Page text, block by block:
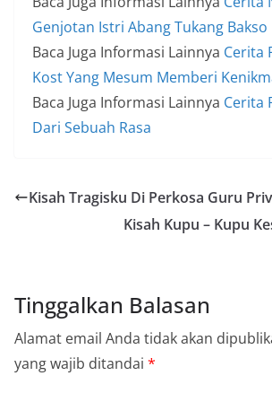
Genjotan Istri Abang Tukang Bakso
Baca Juga Informasi Lainnya Cerita
Kost Yang Mesum Memberi
Baca Juga Informasi Lainnya Cerita
Dari Sebuah Rasa
Kisah Tragisku Di Perkosa Guru
Kisah Kupu – Kupu
Tinggalkan Balasan
Alamat email Anda tidak akan
yang wajib ditandai *